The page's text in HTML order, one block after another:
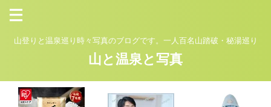
山登りと温泉巡り時々写真のブログです。一人百名山踏破・秘湯巡り
山と温泉と写真